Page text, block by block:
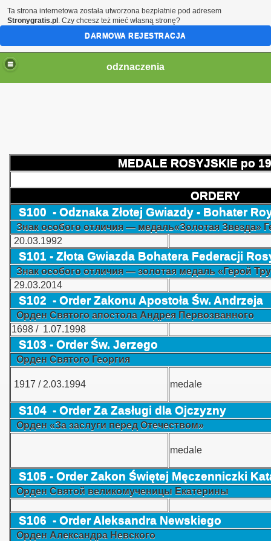
odznaczenia
MEDALE ROSYJSKIE po
ORDERY
S100 - Odznaka Złotej Gwiazdy - Bohater
Знак особого отличия — медаль«Золотая Звезда»
20.03.1992
S101 - Złota Gwiazda Bohatera Federacji
Знак особого отличия — золотая медаль «Герой
29.03.2014
S102 - Order Zakonu Apostoła Św. Andrzeja
Орден Святого апостола Андрея Первозванного
1698 / 1.07.1998
S103 - OrderŚw. Jerzego
Орден Святого Георгия
1917 / 2.03.1994 medale
S104 - OrderZa Zasługi dla Ojczyzny
Орден «За заслуги перед Отечеством»
medale
S105 - OrderZakon Świętej Męczenniczki
Орден Святой великомученицы Екатерины
S106 - Order Aleksandra Newskiego
Орден Александра Невского
Polski
itp.
Ta strona internetowa została utworzona bezpłatnie pod adresem
Stronygratis.pl . Czy chcesz też mieć własną stronę?
DARMOWA REJESTRACJA